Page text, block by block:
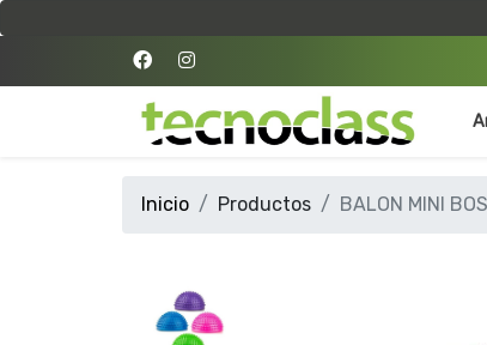
Inicio Productos BALON MINI